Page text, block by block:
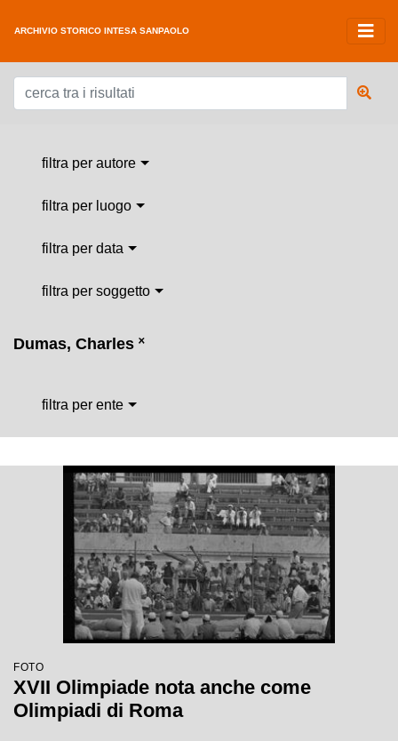
ARCHIVIO STORICO INTESA SANPAOLO
filtra per autore
filtra per luogo
filtra per data
filtra per soggetto
Dumas, Charles ˟
filtra per ente
FOTO
XVII Olimpiade nota anche come
Olimpiadi di Roma